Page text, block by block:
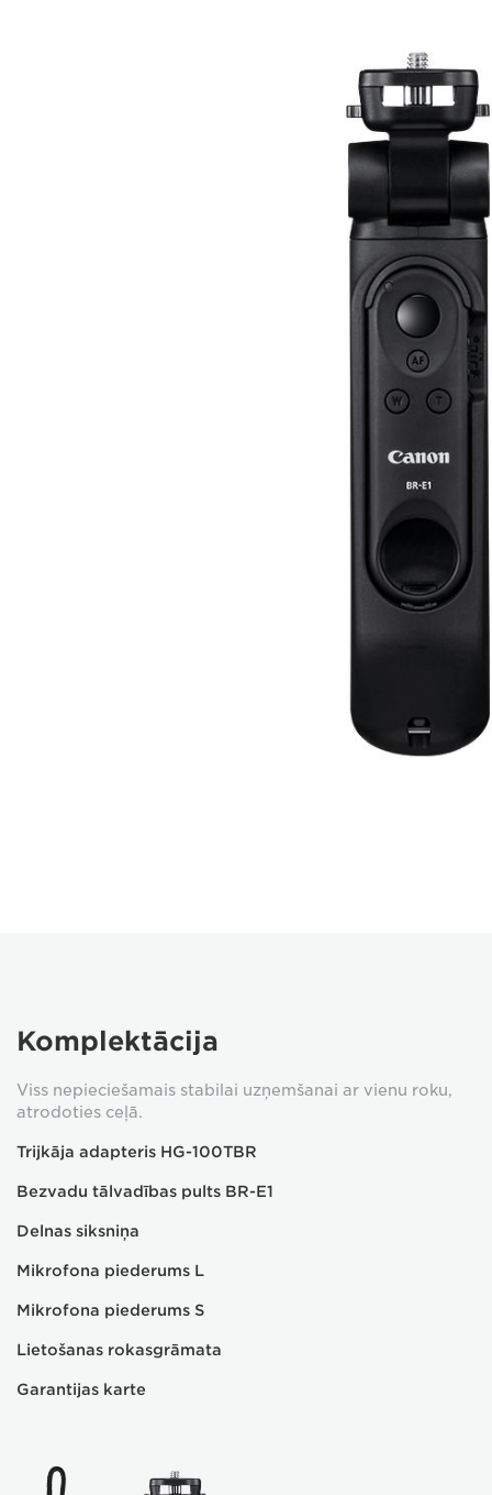
Komplektācija
Viss nepieciešamais stabilai uzņemšanai ar vienu roku,
atrodoties ceļā.
Trijkāja adapteris HG-100TBR
Bezvadu tālvadības pults BR-E1
Delnas siksniņa
Mikrofona piederums L
Mikrofona piederums S
Lietošanas rokasgrāmata
Garantijas karte